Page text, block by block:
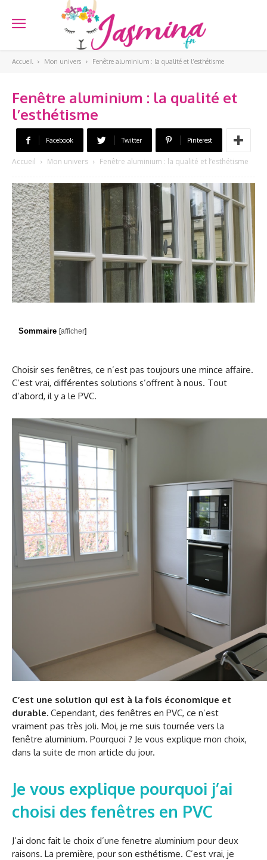
Accueil Mon univers Fenêtre aluminium : la qualité et l’esthétisme
Fenêtre aluminium : la qualité et
l’esthétisme
Facebook Twitter Pinterest
Accueil Mon univers Fenêtre aluminium : la qualité et l’esthétisme
Sommaire [afficher]
Choisir ses fenêtres, ce n’est pas toujours une mince affaire.
C’est vrai, différentes solutions s’offrent à nous. Tout
d’abord, il y a le PVC.
C’est une solution qui est à la fois économique et
durable. Cependant, des fenêtres en PVC, ce n’est
vraiment pas très joli. Moi, je me suis tournée vers la
fenêtre aluminium. Pourquoi ? Je vous explique mon choix,
dans la suite de mon article du jour.
Je vous explique pourquoi j’ai
choisi des fenêtres en PVC
J’ai donc fait le choix d’une fenetre aluminium pour deux
raisons. La première, pour son esthétisme. C’est vrai, je